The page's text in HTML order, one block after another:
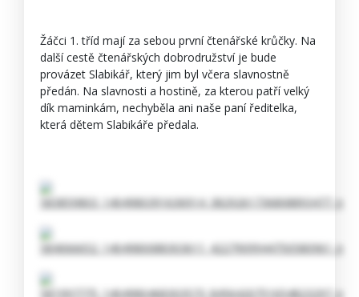
Žáčci 1. tříd mají za sebou první čtenářské krůčky. Na
další cestě čtenářských dobrodružství je bude
provázet Slabikář, který jim byl včera slavnostně
předán. Na slavnosti a hostině, za kterou patří velký
dík maminkám, nechyběla ani naše paní ředitelka,
která dětem Slabikáře předala.